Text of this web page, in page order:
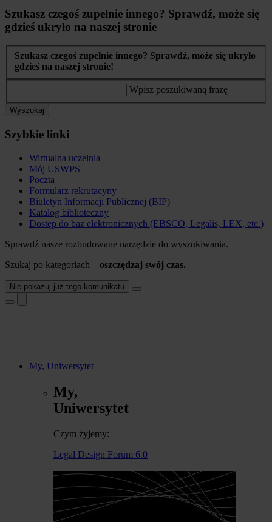
Szukasz czegoś zupełnie innego? Sprawdź, może się
gdzieś ukryło na naszej stronie
Szukasz czegoś zupełnie innego? Sprawdź, może się ukryło
gdzieś na naszej stronie!
Wpisz poszukiwaną frazę
Wyszukaj
Szybkie linki
Wirtualna uczelnia
Mój USWPS
Poczta
Formularz rekrutacyny
Biuletyn Informacji Publicznej (BIP)
Katalog biblioteczny
Dostęp do baz elektronicznych (EBSCO, Legalis, LEX, etc.)
Sprawdź nasze rozbudowane narzędzie do wyszukiwania.
Szukaj po kategoriach – oszczędzaj swój czas.
Nie pokazuj już tego komunikatu
My, Uniwersytet
My,
Uniwersytet
Czym żyjemy:
Legal Design Forum 6.0